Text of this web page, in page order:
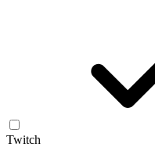
Twitch